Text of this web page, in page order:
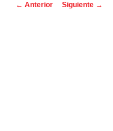
← Anterior Siguiente →